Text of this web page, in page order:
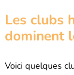
Les clubs
dominent
Voici quelques